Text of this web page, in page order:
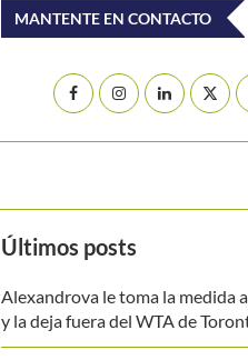
MANTENTE EN CONTACTO
Últimos posts
Alexandrova le toma la medida
y la deja fuera del WTA de